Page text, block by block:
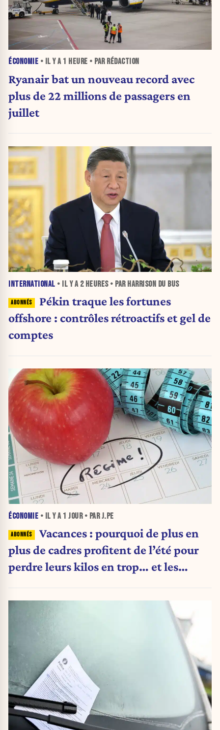
ÉCONOMIE • IL Y A 1 HEURE • PAR RÉDACTION
Ryanair bat un nouveau record avec
plus de 22 millions de passagers en
juillet
INTERNATIONAL • IL Y A 2 HEURES• PAR HARRISON DU BUS
Pékin traque les fortunes
offshore : contrôles rétroactifs et gel de
comptes
ÉCONOMIE • IL Y A 1 JOUR• PAR J.PE
Vacances : pourquoi de plus en
plus de cadres profitent de l’été pour
perdre leurs kilos en trop… et les
arriver